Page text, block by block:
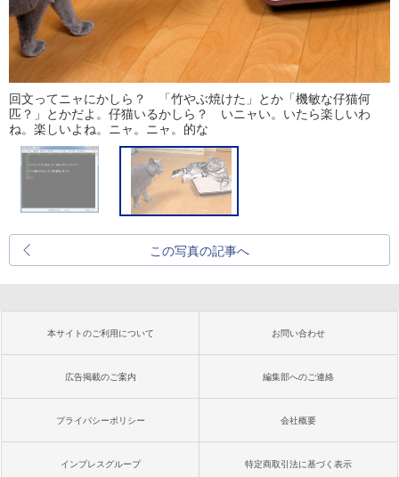
回文ってニャにかしら？ 「竹やぶ焼けた」とか「機敏な仔猫何
匹？」とかだよ。仔猫いるかしら？ いニャい。いたら楽しいわ
ね。楽しいよね。ニャ。ニャ。的な
この写真の記事へ
本サイトのご利用について お問い合わせ
広告掲載のご案内 編集部へのご連絡
プライバシーポリシー 会社概要
インプレスグループ 特定商取引法に基づく表示